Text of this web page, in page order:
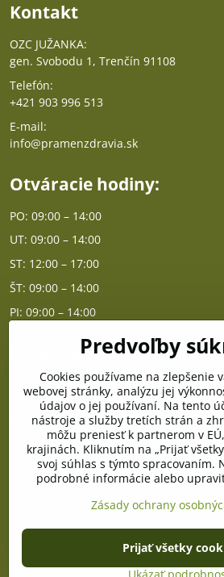
Kontakt
OZC JUŽANKA:
gen. Svobodu 1, Trenčín 91108
Telefón:
+421 903 996 513
E-mail:
info@pramenzdravia.sk
Otváracie hodiny:
PO: 09:00 – 14:00
UT: 09:00 – 14:00
ST: 12:00 – 17:00
ŠT: 09:00 – 14:00
PI: 09:00 – 14:00
PO - PIA od 10:00 do 14:00
Telefón poradňa:
+421 903 996 513
E-mail:
poradna@pramenzdravia.sk
©2026
Predvoľby súkromiaZásady
Stav objednávky
Predvoľby
Cookies používame na zlepšenie
webovej stránky, analýzu jej
údajov o jej používaní. Na tento
nástroje a služby tretích strán a
môžu preniesť k partnerom v
krajinách. Kliknutím na „Prijať
svoj súhlas s týmto spracovaním.
podrobné informácie alebo
Zásady ochrany
Prijať všetky